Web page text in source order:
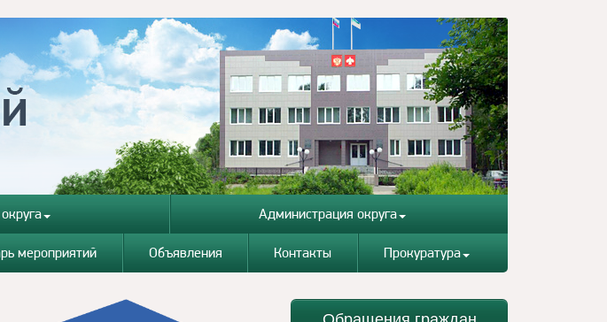
Администрация округа
мероприятий Объявления Контакты Прокуратура